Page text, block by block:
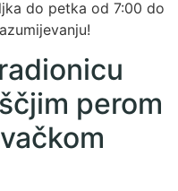
do petka od 7:00 do
perom